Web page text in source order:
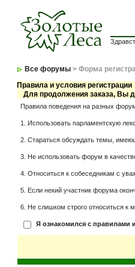
Все форумы > Форма
Правила и условия регистрации
Для продолжения заказа, Вы
Правила поведения на разных
1. Использовать парламентскую
2. Стараться обсуждать темы,
3. Не использовать форум в
4. Относиться к собеседникам с
5. Если некий участник форума
6. Не слишком строго относиться к
Я ознакомился с правилами